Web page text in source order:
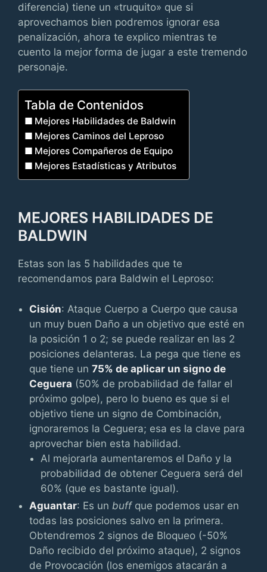
diferencia) tiene un «truquito» que si
aprovechamos bien podremos ignorar esa
penalización, ahora te explico mientras te
cuento la mejor forma de jugar a este tremendo
personaje.
Tabla de Contenidos
Mejores Habilidades de Baldwin
Mejores Caminos del Leproso
Mejores Compañeros de Equipo
Mejores Estadísticas y Atributos
MEJORES HABILIDADES DE
BALDWIN
Estas son las 5 habilidades que te
recomendamos para Baldwin el Leproso:
Cisión: Ataque Cuerpo a Cuerpo que causa
un muy buen Daño a un objetivo que esté en
la posición 1 o 2; se puede realizar en las 2
posiciones delanteras. La pega que tiene es
que tiene un75% de aplicar un signo de
Ceguera (50% de probabilidad de fallar el
próximo golpe), pero lo bueno es que si el
objetivo tiene un signo de Combinación,
ignoraremos la Ceguera; esa es la clave para
aprovechar bien esta habilidad.
Al mejorarla aumentaremos el Daño y la
probabilidad de obtener Ceguera será del
60% (que es bastante igual).
Aguantar: Es un buffque podemos usar en
todas las posiciones salvo en la primera.
Obtendremos 2 signos de Bloqueo (-50%
Daño recibido del próximo ataque), 2 signos
de Provocación (los enemigos atacarán a